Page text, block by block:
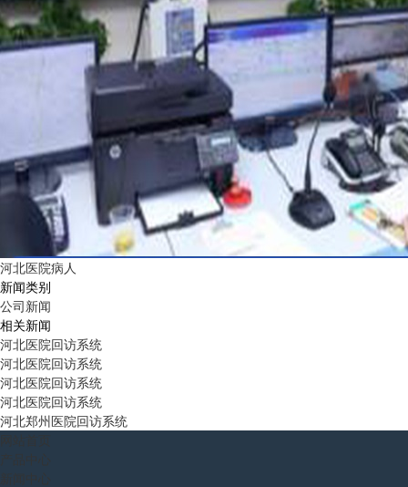
河北医院病人
新闻类别
公司新闻
相关新闻
河北医院回访系统
河北医院回访系统
河北医院回访系统
河北医院回访系统
河北郑州医院回访系统